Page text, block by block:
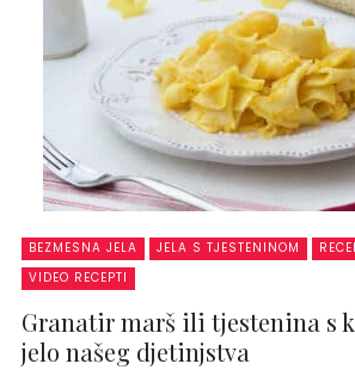
BEZMESNA JELA JELA S TJESTENINOM
VIDEO RECEPTI
Granatir marš ili tjestenina s
jelo našeg djetinjstva